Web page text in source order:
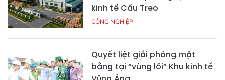
kinh tế Cầu Treo
CÔNG NGHIỆP
Quyết liệt giải phóng mặt
bằng tại “vùng lõi” Khu kinh tế